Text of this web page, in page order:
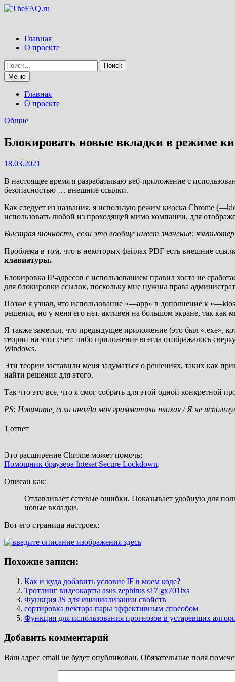
Перейти
Главная
О проекте
Найти:
Меню
Главная
О проекте
Общие
Блокировать новые вкладки в режиме
18.03.2021
В настоящее время я разрабатываю веб-приложение с
безопасностью … внешние ссылки.
Как следует из названия, я использую режим киоска Chrome
использовать любой из проходящей мимо компании, для
Быстрая точность, если это вообще имеет значение:
Проблема в том, что в некоторых файлах PDF есть внешние
клавиатуры.
Блокировка IP-адресов с использованием правил хоста не
для блокировки ссылок, поскольку мне нужны права
Позже я узнал, что использование «—app» в дополнение к
решения, но у меня его нет. активен на большом экране, так как
Я также заметил, что предыдущее приложение (это был «.exe»,
теории на этот счет: либо приложение всегда отображалось
Windows.
Эти теории заставили меня задуматься о решениях, таких как
найти решения для этого.
Так что это все, что я смог собрать для этой одной конкретной
PS: Извините, если иногда моя грамматика плохая / Я не
1 ответ
Это расширение Chrome может помочь:
Помощник браузера Inteset Secure Lockdown.
Описан как:
Отлавливает сетевые ошибки. Показывает удобную для
новые вкладки.
Вот его страница настроек:
Похожие записи:
Как и куда добавить условие IF в моем коде?
Тротлинг видеокарты asus zephirus s17 gx701lxs
Функция JS для инициализации свойств
сортировка вектора пары эффективным способом
Функция для использования прогнозов в устаревших
Добавить комментарий
Ваш адрес email не будет опубликован. Обязательные поля